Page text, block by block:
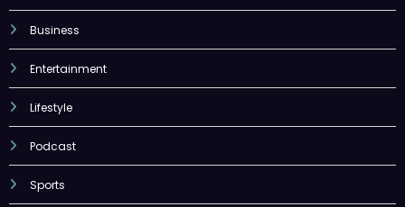
Business
Entertainment
Lifestyle
Podcast
Sports